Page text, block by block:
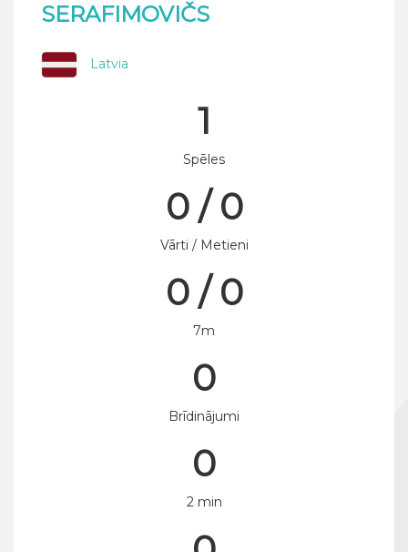
SERAFIMOVIČS
Latvia
1
Spēles
0 / 0
Vārti / Metieni
0 / 0
7m
0
Brīdinājumi
0
2 min